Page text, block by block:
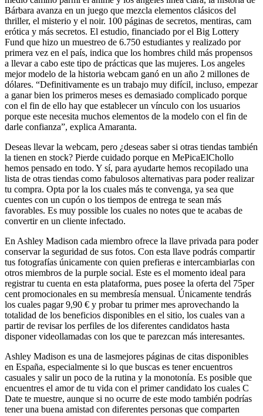
Bárbara avanza en un juego que mezcla elementos clásicos del
thriller, el misterio y el noir. 100 páginas de secretos, mentiras, cam
erótica y más secretos. El estudio, financiado por el Big Lottery
Fund que hizo un muestreo de 6.750 estudiantes y realizado por
primera vez en el país, indica que los hombres child más propensos
a llevar a cabo este tipo de prácticas que las mujeres. Los angeles
mejor modelo de la historia webcam ganó en un año 2 millones de
dólares. “Definitivamente es un trabajo muy difícil, incluso, empezar
a ganar bien los primeros meses es demasiado complicado porque
con el fin de ello hay que establecer un vínculo con los usuarios
porque este necesita muchos elementos de la modelo con el fin de
darle confianza”, explica Amaranta.
Deseas llevar la webcam, pero ¿deseas saber si otras tiendas también
la tienen en stock? Pierde cuidado porque en MePicaElChollo
hemos pensado en todo. Y sí, para ayudarte hemos recopilado una
lista de otras tiendas como fabulosos alternativas para poder realizar
tu compra. Opta por la los cuales más te convenga, ya sea que
cuentes con un cupón o los tiempos de entrega te sean más
favorables. Es muy possible los cuales no notes que te acabas de
convertir en un cliente infectado.
En Ashley Madison cada miembro ofrece la llave privada para poder
conservar la seguridad de sus fotos. Con esta llave podrás compartir
tus fotografías únicamente con quien prefieras e intercambiarlas con
otros miembros de la purple social. Este es el momento ideal para
registrar tu cuenta en esta plataforma, pues posee la oferta del 75per
cent promocionales en su membresía mensual. Únicamente tendrás
los cuales pagar 9,90 € y probar tu primer mes aprovechando la
totalidad de los beneficios disponibles en el sitio, los cuales van a
partir de revisar los perfiles de los diferentes candidatos hasta
disponer videollamadas con los que te parezcan más interesantes.
Ashley Madison es una de lasmejores páginas de citas disponibles
en España, especialmente si lo que buscas es tener encuentros
casuales y salir un poco de la rutina y la monotonía. Es posible que
encuentres el amor de tu vida con el primer candidato los cuales C
Date te muestre, aunque si no ocurre de este modo también podrías
tener una buena amistad con diferentes personas que comparten